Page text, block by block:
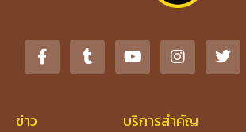
ข่าว บริการสำคัญ